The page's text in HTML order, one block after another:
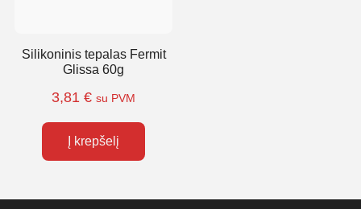
Silikoninis tepalas Fermit
Glissa 60g
3,81 € su PVM
Į krepšelį